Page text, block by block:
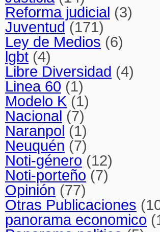
Reforma judicial (3)
Juventud (171)
Ley de Medios (6)
lgbt (4)
Libre Diversidad (4)
Linea 60 (1)
Modelo K (1)
Nacional (7)
Naranpol (1)
Neuquén (7)
Noti-género (12)
Noti-porteño (7)
Opinión (77)
Otras Publicaciones
panorama economico